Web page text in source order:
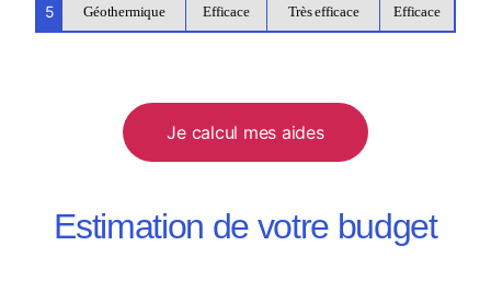
5 Géothermique Efficace Très efficace Efficace
Je calcul mes aides
Estimation de votre budget